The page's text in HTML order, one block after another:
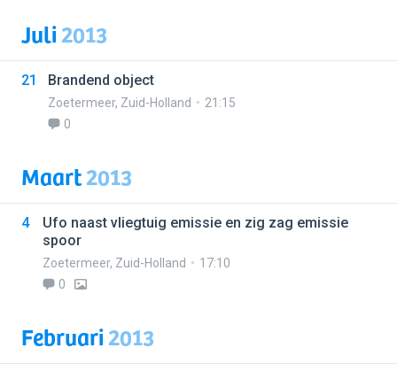
Juli2013
21 Brandend object
Zoetermeer, Zuid-Holland
21:15
0
Maart2013
4
Ufo naast vliegtuig emissie en zig zag emissie
spoor
Zoetermeer, Zuid-Holland
17:10
0
Februari2013